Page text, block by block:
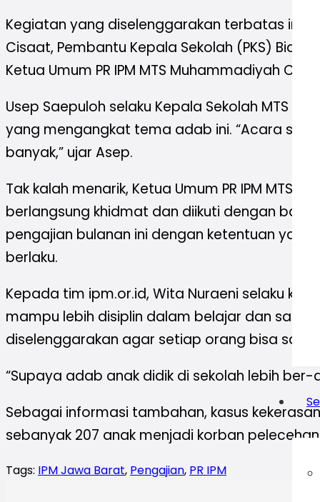
Kegiatan yang diselenggarakan terbatas ini
Cisaat, Pembantu Kepala Sekolah (PKS)
Ketua Umum PR IPM MTS Muhammadiyah
Usep Saepuloh selaku Kepala Sekolah MTS
yang mengangkat tema adab ini. “Acara
banyak,” ujar Asep.
Tak kalah menarik, Ketua Umum PR IPM
berlangsung khidmat dan diikuti dengan baik
pengajian bulanan ini dengan ketentuan
berlaku.
Kepada tim ipm.or.id, Wita Nuraeni selaku
mampu lebih disiplin dalam belajar dan
diselenggarakan agar setiap orang bisa
“Supaya adab anak didik di sekolah lebih
Sebagai informasi tambahan, kasus
sebanyak 207 anak menjadi korban
Tags: IPM Jawa Barat, Pengajian, PR IPM